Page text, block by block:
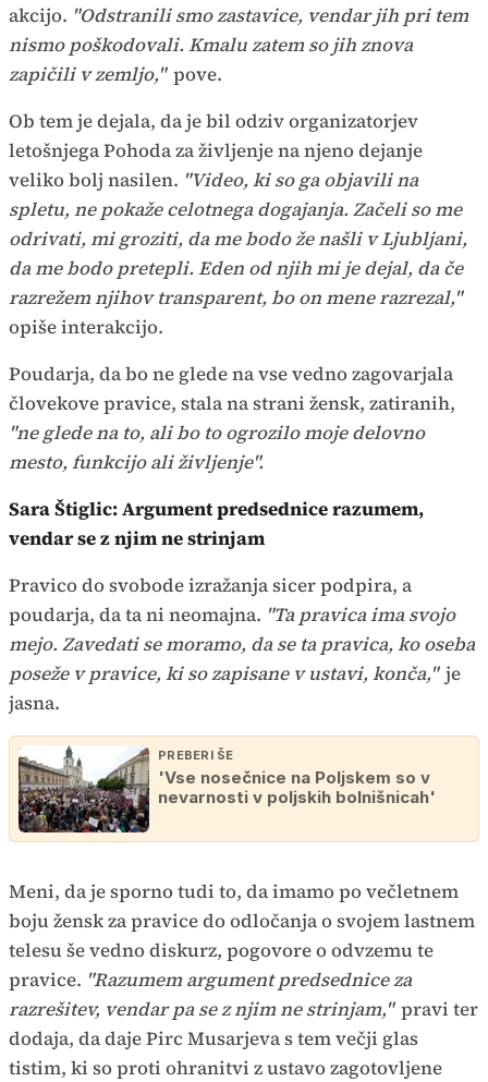
akcijo. "Odstranili smo zastavice, vendar jih pri tem
nismo poškodovali. Kmalu zatem so jih znova
zapičili v zemljo," pove.
Ob tem je dejala, da je bil odziv organizatorjev
letošnjega Pohoda za življenje na njeno dejanje
veliko bolj nasilen. "Video, ki so ga objavili na
spletu, ne pokaže celotnega dogajanja. Začeli so me
odrivati, mi groziti, da me bodo že našli v Ljubljani,
da me bodo pretepli. Eden od njih mi je dejal, da če
razrežem njihov transparent, bo on mene razrezal,"
opiše interakcijo.
Poudarja, da bo ne glede na vse vedno zagovarjala
človekove pravice, stala na strani žensk, zatiranih,
"ne glede na to, ali bo to ogrozilo moje delovno
mesto, funkcijo ali življenje".
Sara Štiglic: Argument predsednice razumem,
vendar se z njim ne strinjam
Pravico do svobode izražanja sicer podpira, a
poudarja, da ta ni neomajna. "Ta pravica ima svojo
mejo. Zavedati se moramo, da se ta pravica, ko oseba
poseže v pravice, ki so zapisane v ustavi, konča," je
jasna.
PREBERI ŠE
'Vse nosečnice na Poljskem so v
nevarnosti v poljskih bolnišnicah'
Meni, da je sporno tudi to, da imamo po večletnem
boju žensk za pravice do odločanja o svojem lastnem
telesu še vedno diskurz, pogovore o odvzemu te
pravice. "Razumem argument predsednice za
razrešitev, vendar pa se z njim ne strinjam," pravi ter
dodaja, da daje Pirc Musarjeva s tem večji glas
tistim, ki so proti ohranitvi z ustavo zagotovljene